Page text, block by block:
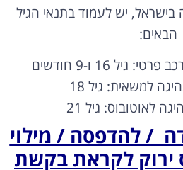
הבאים:
למשאית: גיל 18
לאוטובוס: גיל 21
/ להדפסה / מילוי
ירוק לקראת בקשת